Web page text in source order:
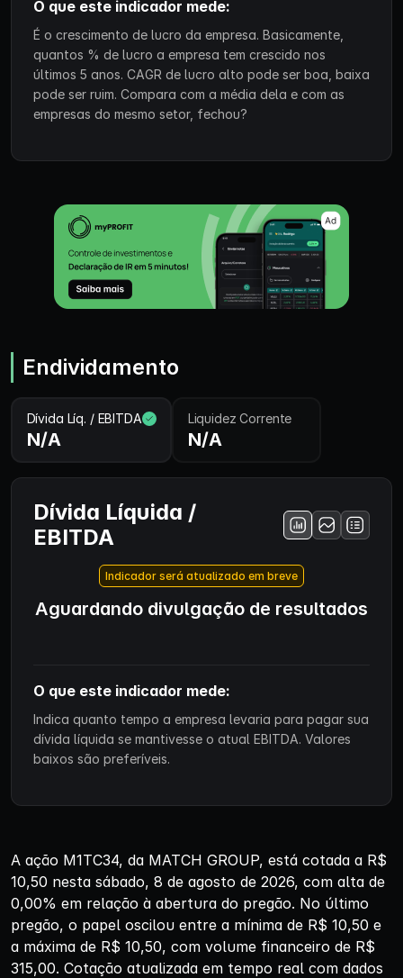
O que este indicador mede:
É o crescimento de lucro da empresa. Basicamente,
quantos % de lucro a empresa tem crescido nos
últimos 5 anos. CAGR de lucro alto pode ser boa, baixa
pode ser ruim. Compara com a média dela e com as
empresas do mesmo setor, fechou?
Endividamento
Dívida Líq. / EBITDA
N/A
Liquidez Corrente
N/A
Dívida Líquida /
EBITDA
Indicador será atualizado em breve
Aguardando divulgação de resultados
O que este indicador mede:
Indica quanto tempo a empresa levaria para pagar sua
dívida líquida se mantivesse o atual EBITDA. Valores
baixos são preferíveis.
A ação M1TC34, da MATCH GROUP, está cotada a R$
10,50 nesta sábado, 8 de agosto de 2026, com alta de
0,00% em relação à abertura do pregão. No último
pregão, o papel oscilou entre a mínima de R$ 10,50 e
a máxima de R$ 10,50, com volume financeiro de R$
315,00. Cotação atualizada em tempo real com dados